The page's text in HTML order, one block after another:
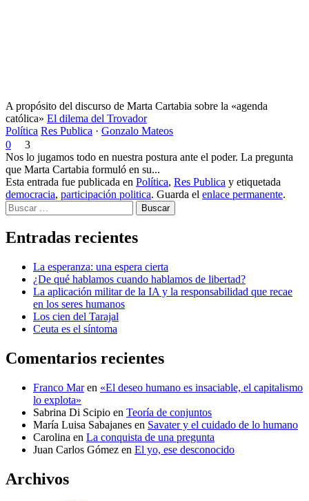
A propósito del discurso de Marta Cartabia sobre la «agenda
católica» El dilema del Trovador
Política Res Publica · Gonzalo Mateos
0
3
Nos lo jugamos todo en nuestra postura ante el poder. La pregunta
que Marta Cartabia formuló en su...
Esta entrada fue publicada en Política, Res Publica y etiquetada
democracia, participación politica. Guarda el enlace permanente.
Buscar
Entradas recientes
La esperanza: una espera cierta
¿De qué hablamos cuando hablamos de libertad?
La aplicación militar de la IA y la responsabilidad que recae
en los seres humanos
Los cien del Tarajal
Ceuta es el síntoma
Comentarios recientes
Franco Maren «El deseo humano es insaciable, el capitalismo
lo explota»
Sabrina Di Scipio en Teoría de conjuntos
María Luisa Sabajanes en Savater y el cuidado de lo humano
Carolina en La conquista de una pregunta
Juan Carlos Gómez en El yo, ese desconocido
Archivos